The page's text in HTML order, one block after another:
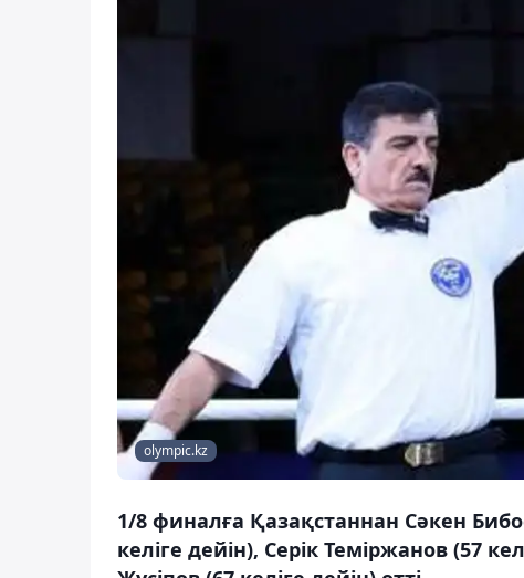
olympic.kz
1/8 финалға Қазақстаннан Сәкен
келіге дейін), Серік Теміржанов (57